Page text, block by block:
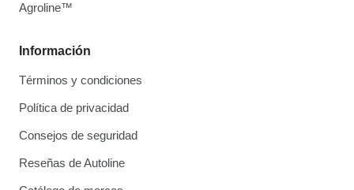
Información
Términos y condiciones
Política de privacidad
Consejos de seguridad
Reseñas de Autoline
Agroline™